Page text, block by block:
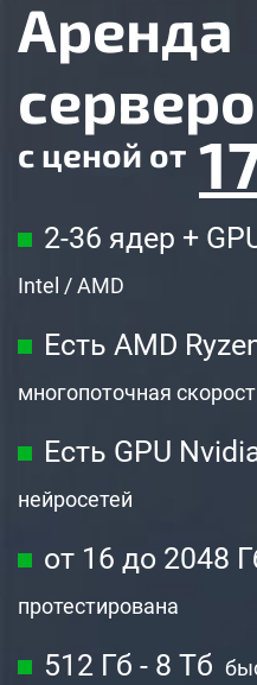
Аренда
с ценой от
2-36 ядер +
Intel / AMD
Есть AMD
многопоточная
Есть GPU
нейросетей
от 16 до 2048
протестирована
512 Гб - 8 Тб